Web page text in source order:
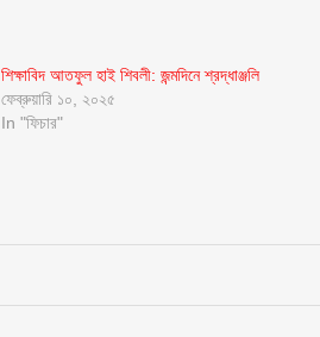
শিক্ষাবিদ আতফুল হাই শিবলী: জন্মদিনে শ্রদ্ধাঞ্জলি
ফেব্রুয়ারি ১০, ২০২৫
In "ফিচার"